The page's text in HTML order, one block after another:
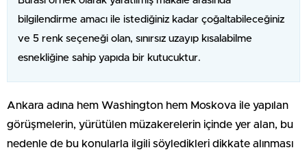
bilgilendirme amacı ile istediğiniz kadar çoğaltabileceğiniz
ve 5 renk seçeneği olan, sınırsız uzayıp kısalabilme
esnekliğine sahip yapıda bir kutucuktur.
Ankara adına hem Washington hem Moskova ile yapılan
görüşmelerin, yürütülen müzakerelerin içinde yer alan, bu
nedenle de bu konularla ilgili söyledikleri dikkate alınması